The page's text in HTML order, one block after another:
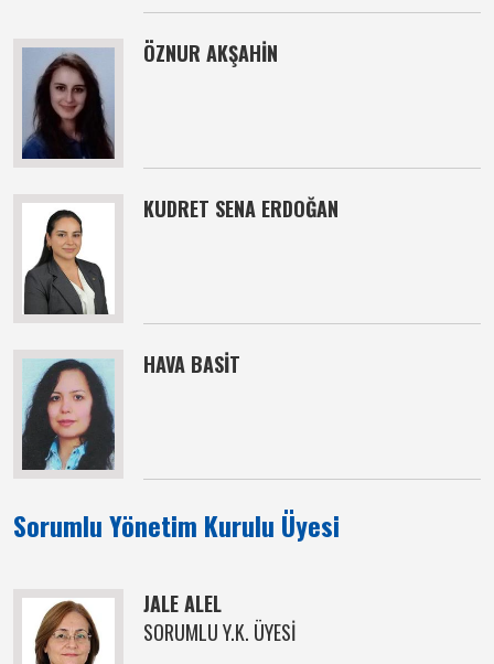
ÖZNUR AKŞAHİN
KUDRET SENA ERDOĞAN
HAVA BASİT
Sorumlu Yönetim Kurulu Üyesi
JALE ALEL
SORUMLU Y.K. ÜYESİ